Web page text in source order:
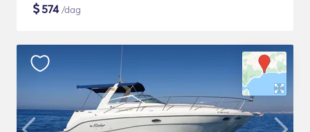
$574/dag